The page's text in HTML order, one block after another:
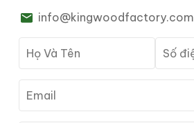
info@kingwoodfactory.com